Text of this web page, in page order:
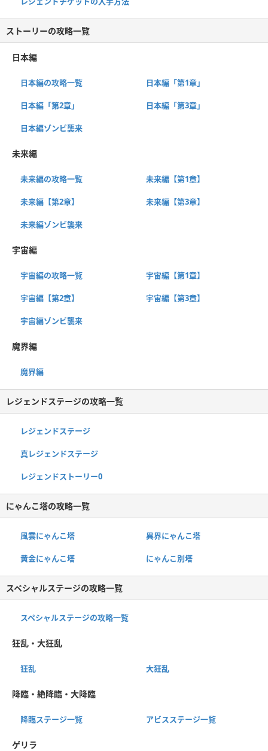
ストーリーの攻略一覧
日本編
日本編の攻略一覧 日本編「第1章」
日本編「第2章」 日本編「第3章」
日本編ゾンビ襲来
未来編
未来編の攻略一覧 未来編【第1章】
未来編【第2章】 未来編【第3章】
未来編ゾンビ襲来
宇宙編
宇宙編の攻略一覧 宇宙編【第1章】
宇宙編【第2章】 宇宙編【第3章】
宇宙編ゾンビ襲来
魔界編
魔界編
レジェンドステージの攻略一覧
レジェンドステージ
真レジェンドステージ
レジェンドストーリー0
にゃんこ塔の攻略一覧
風雲にゃんこ塔 異界にゃんこ塔
黄金にゃんこ塔 にゃんこ別塔
スペシャルステージの攻略一覧
スペシャルステージの攻略一覧
狂乱・大狂乱
狂乱 大狂乱
降臨・絶降臨・大降臨
降臨ステージ一覧 アビスステージ一覧
ゲリラ